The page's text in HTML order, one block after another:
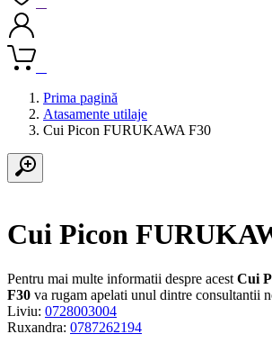
Prima pagină
Atasamente utilaje
Cui Picon FURUKAWA F30
Cui Picon
Pentru mai multe informatii despre acest Cui
F30 va rugam apelati unul dintre consultantii
Liviu: 0728003004
Ruxandra: 0787262194